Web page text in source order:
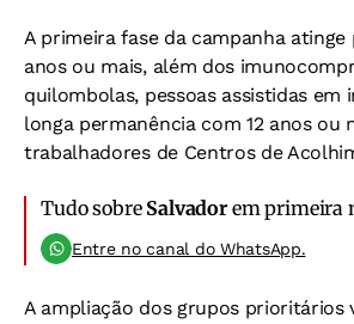
A primeira fase da campanha atinge
anos ou mais, além dos
quilombolas, pessoas assistidas em
longa permanência com 12 anos ou
trabalhadores de Centros de
Tudo sobre Salvadorem primeira
Entre no canal do WhatsApp.
A ampliação dos grupos prioritários